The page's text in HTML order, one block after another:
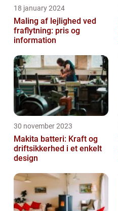
18 january 2024
Maling af lejlighed ved
fraflytning: pris og
information
30 november 2023
Makita batteri: Kraft og
driftsikkerhed i et enkelt
design